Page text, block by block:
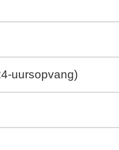
uursopvang)